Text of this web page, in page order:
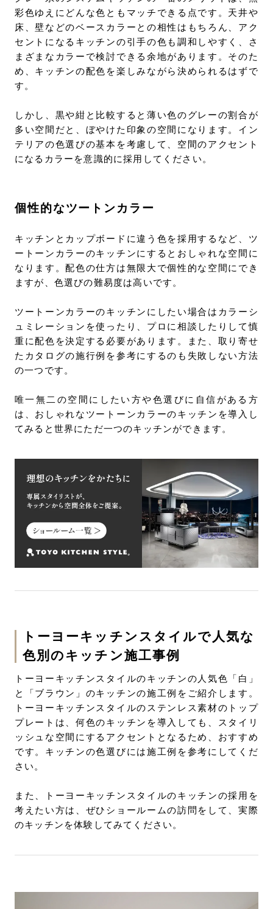
彩色ゆえにどんな色ともマッチできる点です。天井や
床、壁などのベースカラーとの相性はもちろん、アク
セントになるキッチンの引手の色も調和しやすく、さ
まざまなカラーで検討できる余地があります。そのた
め、キッチンの配色を楽しみながら決められるはずで
す。
しかし、黒や紺と比較すると薄い色のグレーの割合が
多い空間だと、ぼやけた印象の空間になります。イン
テリアの色選びの基本を考慮して、空間のアクセント
になるカラーを意識的に採用してください。
個性的なツートンカラー
キッチンとカップボードに違う色を採用するなど、ツ
ートーンカラーのキッチンにするとおしゃれな空間に
なります。配色の仕方は無限大で個性的な空間にでき
ますが、色選びの難易度は高いです。
ツートーンカラーのキッチンにしたい場合はカラーシ
ュミレーションを使ったり、プロに相談したりして慎
重に配色を決定する必要があります。また、取り寄せ
たカタログの施行例を参考にするのも失敗しない方法
の一つです。
唯一無二の空間にしたい方や色選びに自信がある方
は、おしゃれなツートーンカラーのキッチンを導入し
てみると世界にただ一つのキッチンができます。
トーヨーキッチンスタイルで人気な
色別のキッチン施工事例
トーヨーキッチンスタイルのキッチンの人気色「白」
と「ブラウン」のキッチンの施工例をご紹介します。
トーヨーキッチンスタイルのステンレス素材のトップ
プレートは、何色のキッチンを導入しても、スタイリ
ッシュな空間にするアクセントとなるため、おすすめ
です。キッチンの色選びには施工例を参考にしてくだ
さい。
また、トーヨーキッチンスタイルのキッチンの採用を
考えたい方は、ぜひショールームの訪問をして、実際
のキッチンを体験してみてください。